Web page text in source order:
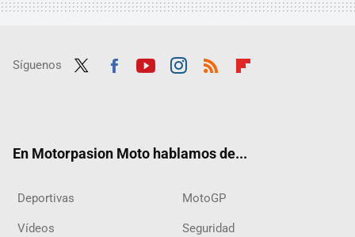
Síguenos
En Motorpasion Moto hablamos de...
Deportivas MotoGP
Vídeos Seguridad